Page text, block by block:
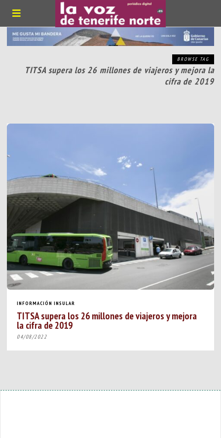
BROWSE TAG
TITSA supera los 26 millones de viajeros y mejora la
cifra de 2019
INFORMACIÓN INSULAR
TITSA supera los 26 millones de viajeros y mejora
la cifra de 2019
04/08/2022